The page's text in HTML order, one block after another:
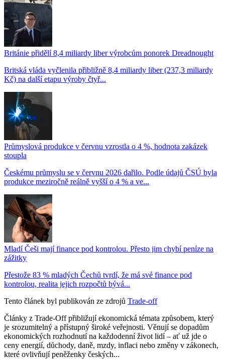
Británie přidělí 8,4 miliardy liber výrobcům ponorek Dreadnought
Britská vláda vyčlenila přibližně 8,4 miliardy liber (237,3 miliardy
Kč) na další etapu výroby čtyř...
Průmyslová produkce v červnu vzrostla o 4 %, hodnota zakázek
stoupla
Českému průmyslu se v červnu 2026 dařilo. Podle údajů ČSÚ byla
produkce meziročně reálně vyšší o 4 % a ve...
Mladí Češi mají finance pod kontrolou. Přesto jim chybí peníze na
zážitky
Přestože 83 % mladých Čechů tvrdí, že má své finance pod
kontrolou, realita jejich rozpočtů bývá...
Tento článek byl publikován ze zdrojů Trade-off
Články z Trade-Off přibližují ekonomická témata způsobem, který
je srozumitelný a přístupný široké veřejnosti. Věnují se dopadům
ekonomických rozhodnutí na každodenní život lidí – ať už jde o
ceny energií, důchody, daně, mzdy, inflaci nebo změny v zákonech,
které ovlivňují peněženky českých...